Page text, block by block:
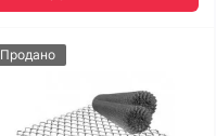
Продано